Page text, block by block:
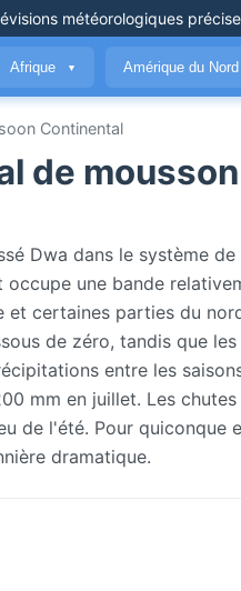
météorologiques
Afrique ▼ Amérique du Nord
Continental
de
Dwa dans le système
une bande
certaines parties du
de zéro, tandis que
entre les
mm en juillet. Les
de l'été. Pour quiconque
dramatique.